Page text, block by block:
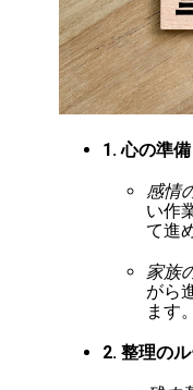
1. 心の準備
感情
い作
て進
家族
がら
ます。
2. 整理の